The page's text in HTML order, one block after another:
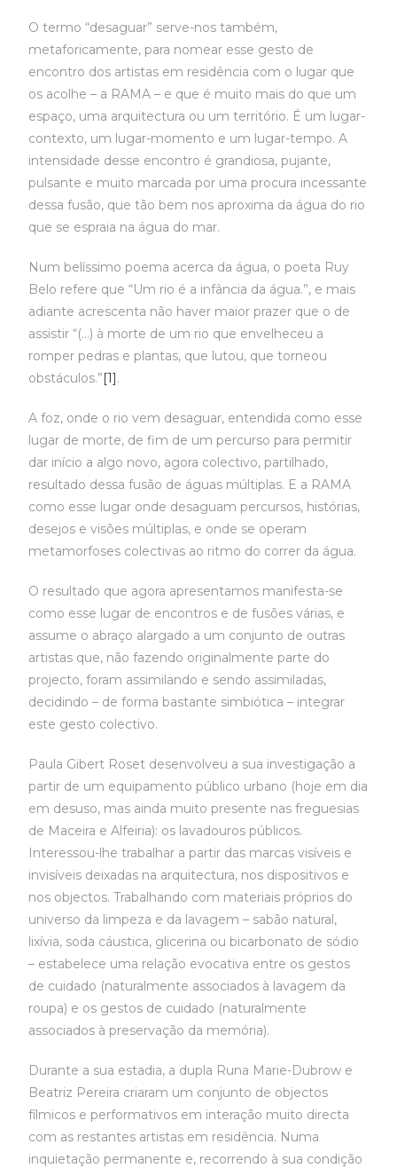
O termo “desaguar” serve-nos também,
metaforicamente, para nomear esse gesto de
encontro dos artistas em residência com o lugar que
os acolhe – a RAMA – e que é muito mais do que um
espaço, uma arquitectura ou um território. É um lugar-
contexto, um lugar-momento e um lugar-tempo. A
intensidade desse encontro é grandiosa, pujante,
pulsante e muito marcada por uma procura incessante
dessa fusão, que tão bem nos aproxima da água do rio
que se espraia na água do mar.
Num belíssimo poema acerca da água, o poeta Ruy
Belo refere que “Um rio é a infância da água.”, e mais
adiante acrescenta não haver maior prazer que o de
assistir “(…) à morte de um rio que envelheceu a
romper pedras e plantas, que lutou, que torneou
obstáculos.”[1].
A foz, onde o rio vem desaguar, entendida como esse
lugar de morte, de fim de um percurso para permitir
dar início a algo novo, agora colectivo, partilhado,
resultado dessa fusão de águas múltiplas. E a RAMA
como esse lugar onde desaguam percursos, histórias,
desejos e visões múltiplas, e onde se operam
metamorfoses colectivas ao ritmo do correr da água.
O resultado que agora apresentamos manifesta-se
como esse lugar de encontros e de fusões várias, e
assume o abraço alargado a um conjunto de outras
artistas que, não fazendo originalmente parte do
projecto, foram assimilando e sendo assimiladas,
decidindo – de forma bastante simbiótica – integrar
este gesto colectivo.
Paula Gibert Roset desenvolveu a sua investigação a
partir de um equipamento público urbano (hoje em dia
em desuso, mas ainda muito presente nas freguesias
de Maceira e Alfeiria): os lavadouros públicos.
Interessou-lhe trabalhar a partir das marcas visíveis e
invisíveis deixadas na arquitectura, nos dispositivos e
nos objectos. Trabalhando com materiais próprios do
universo da limpeza e da lavagem – sabão natural,
lixívia, soda cáustica, glicerina ou bicarbonato de sódio
– estabelece uma relação evocativa entre os gestos
de cuidado (naturalmente associados à lavagem da
roupa) e os gestos de cuidado (naturalmente
associados à preservação da memória).
Durante a sua estadia, a dupla Runa Marie-Dubrow e
Beatriz Pereira criaram um conjunto de objectos
fílmicos e performativos em interação muito directa
com as restantes artistas em residência. Numa
inquietação permanente e, recorrendo à sua condição